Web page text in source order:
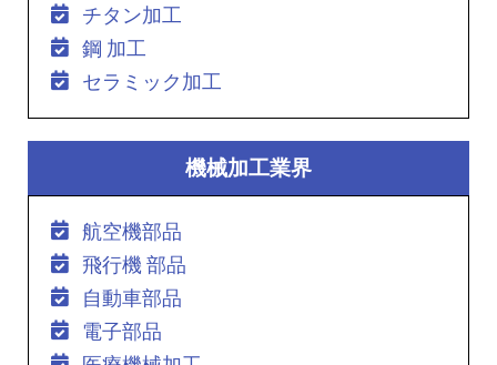
チタン加工
鋼 加工
セラミック加工
機械加工業界
航空機部品
飛行機 部品
自動車部品
電子部品